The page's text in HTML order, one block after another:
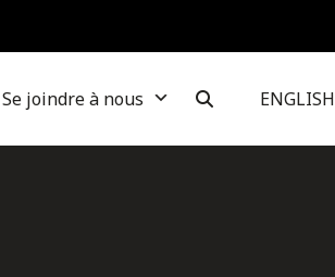
Se joindre à nous ENGLISH